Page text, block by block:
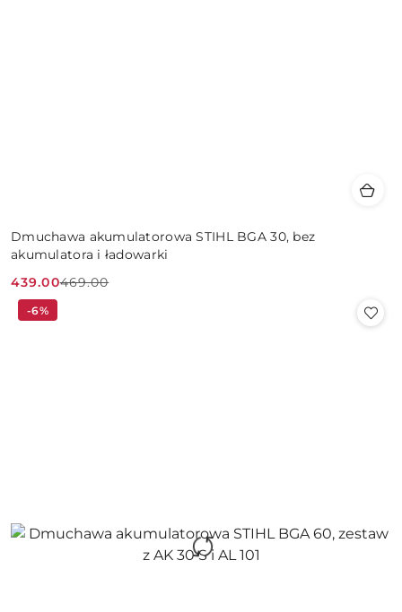
Dmuchawa akumulatorowa STIHL BGA 30, bez
akumulatora i ładowarki
Cena
promocyjna:
439.00
Cena
przed
469.00
-6%